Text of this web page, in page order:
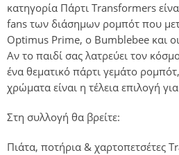
κατηγορία Πάρτι Transformers
fans των διάσημων ρομπότ που
Optimus Prime, ο Bumblebee και
Αν το παιδί σας λατρεύει τον
ένα θεματικό πάρτι γεμάτο
χρώματα είναι η τέλεια επιλογή
Στη συλλογή θα βρείτε:
Πιάτα, ποτήρια & χαρτοπετσέτες